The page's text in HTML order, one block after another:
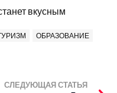
вкусным
ОБРАЗОВАНИЕ
СЛЕДУЮЩАЯ СТАТЬЯ